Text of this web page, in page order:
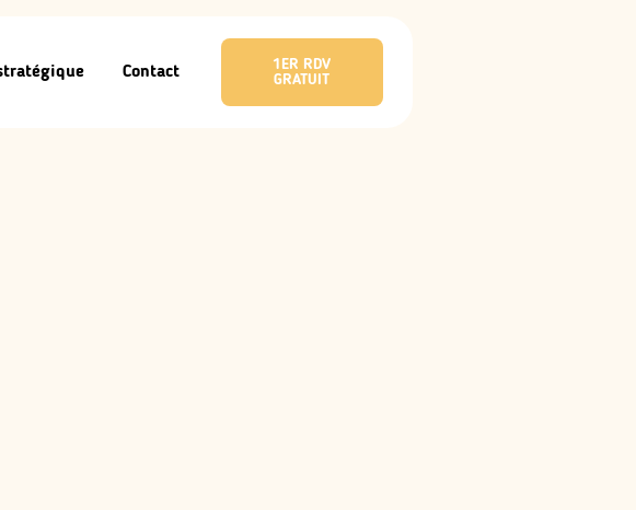
Contact
1ER RDV
GRATUIT